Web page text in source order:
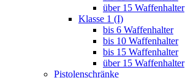
über 15 Waffenhalter
Klasse 1 (I)
bis 6 Waffenhalter
bis 10 Waffenhalter
bis 15 Waffenhalter
über 15 Waffenhalter
Pistolenschränke